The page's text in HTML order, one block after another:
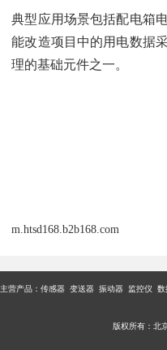
典型应用场景包括配电箱
能改造项目中的用电数据
理的基础元件之一。
m.htsd168.b2b168.com
主营产品：传感器 变送器 振动器 监控仪
版权所有：北